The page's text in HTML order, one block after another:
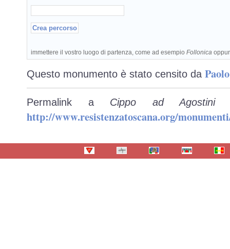
immettere il vostro luogo di partenza, come ad esempio Follonica
Questo monumento è stato censito da
Permalink a Cippo ad Agostini
http://www.resistenzatoscana.org/